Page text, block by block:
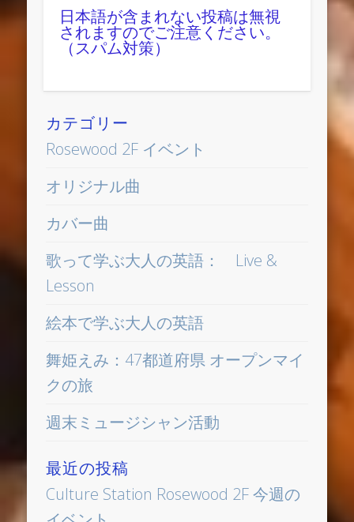
日本語が含まれない投稿は無視
されますのでご注意ください。
（スパム対策）
カテゴリー
Rosewood 2F イベント
オリジナル曲
カバー曲
歌って学ぶ大人の英語： Live &
Lesson
絵本で学ぶ大人の英語
舞姫えみ：47都道府県 オープンマイ
クの旅
週末ミュージシャン活動
最近の投稿
Culture Station Rosewood 2F 今週の